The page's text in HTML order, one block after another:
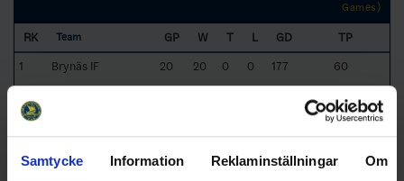
Samtycke Information Reklaminställningar Om
Games)
RK Team GP W T L GD
TP
1
Brynäs IF 20 20 0 0 177
60
3 Färjestad BK 20 2 6 26 40